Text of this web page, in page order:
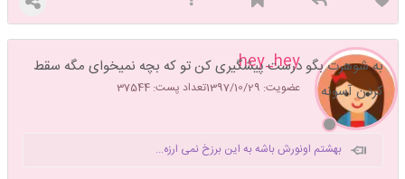
hey_hey
عضویت: 1397/10/29 تعداد پست: 37544
به شوهرت بگو درست پیشگیری کن تو که بچه نمیخوای مگه سقط
کردن آسونه
بهشتم اونورش باشه به این برزخ نمی ارزه...